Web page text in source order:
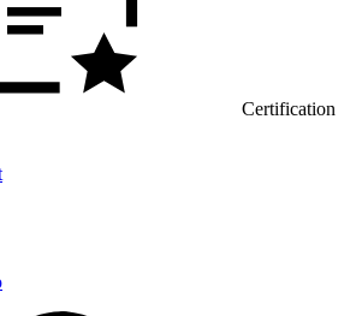
Certification